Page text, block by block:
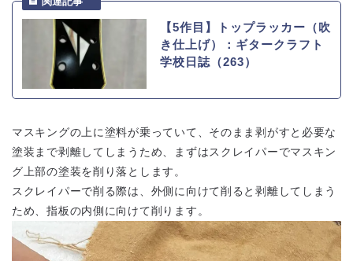
【5作目】トップラッカー（吹
き仕上げ）：ギタークラフト
学校日誌（263）
マスキングの上に塗料が乗っていて、そのまま剥がすと必要な
塗装まで剥離してしまうため、まずはスクレイパーでマスキン
グ上部の塗装を削り落とします。
スクレイパーで削る際は、外側に向けて削ると剥離してしまう
ため、指板の内側に向けて削ります。